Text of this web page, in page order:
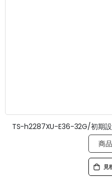
TS-h2287XU-E36-32G/初期
商
見